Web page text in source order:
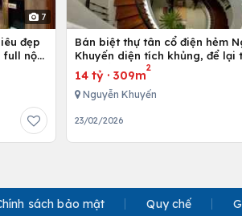
7
đẹp
full nội
Bán biệt thự tân cổ điện hẻm
Khuyến diện tích khủng, để lại
nội thất
14 tỷ· 309m
2
Nguyễn Khuyến
23/02/2026
sách bảo mật Quy chế